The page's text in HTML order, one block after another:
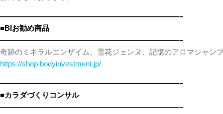
————————————————————————–
■BIお勧め商品
————————————————————————–
奇跡のミネラルエンザイム、雪花ジェンヌ、記憶のアロマシャン
https://shop.bodyinvestment.jp/
————————————————————————–
■カラダづくりコンサル
————————————————————————–